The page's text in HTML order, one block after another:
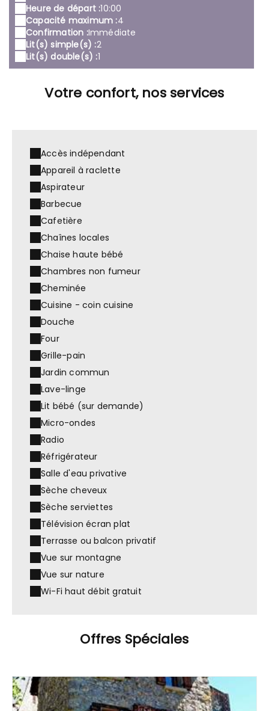
Heure de départ :10:00
Capacité maximum :4
Confirmation :Immédiate
Lit(s) simple(s) :2
Lit(s) double(s) :1
Votre confort, nos services
Accès indépendant
Appareil à raclette
Aspirateur
Barbecue
Cafetière
Chaînes locales
Chaise haute bébé
Chambres non fumeur
Cheminée
Cuisine - coin cuisine
Douche
Four
Grille-pain
Jardin commun
Lave-linge
Lit bébé (sur demande)
Micro-ondes
Radio
Réfrigérateur
Salle d'eau privative
Sèche cheveux
Sèche serviettes
Télévision écran plat
Terrasse ou balcon privatif
Vue sur montagne
Vue sur nature
Wi-Fi haut débit gratuit
Offres Spéciales